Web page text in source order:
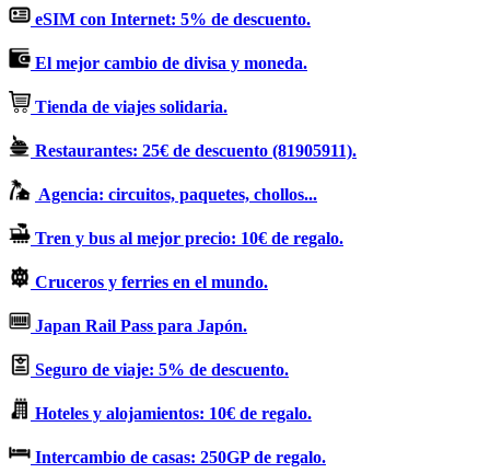
eSIM con Internet: 5% de descuento.
El mejor cambio de divisa y moneda.
Tienda de viajes solidaria.
Restaurantes: 25€ de descuento (81905911).
Agencia: circuitos, paquetes, chollos...
Tren y bus al mejor precio: 10€ de regalo.
Cruceros y ferries en el mundo.
Japan Rail Pass para Japón.
Seguro de viaje: 5% de descuento.
Hoteles y alojamientos: 10€ de regalo.
Intercambio de casas: 250GP de regalo.